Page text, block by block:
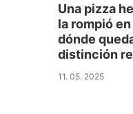
Una pizza
la rompió
dónde
distinción
11. 05. 2025